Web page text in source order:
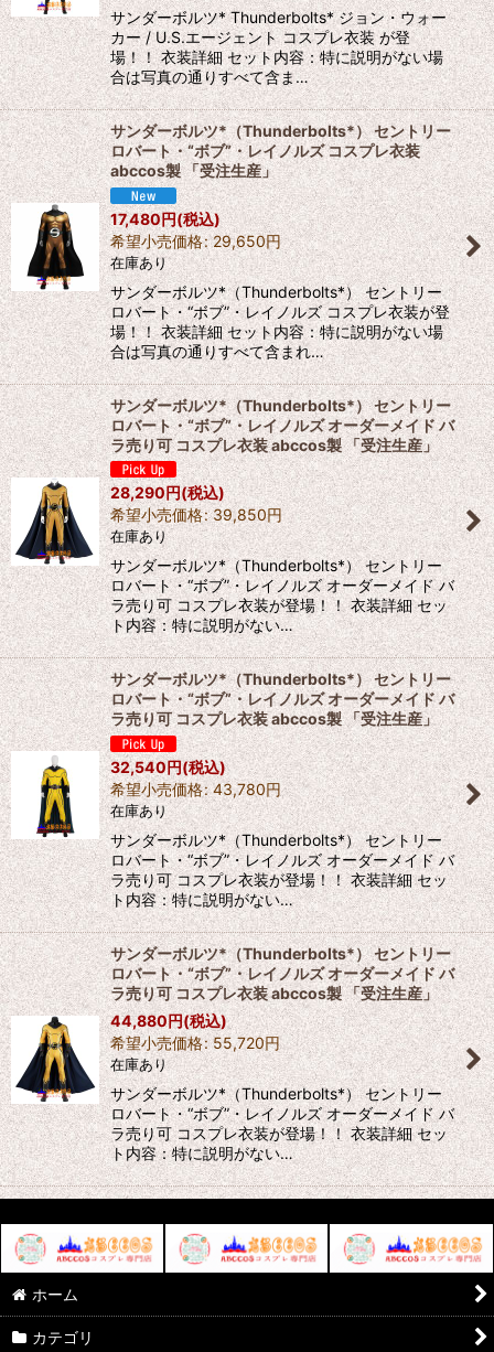
サンダーボルツ* Thunderbolts* ジョン・ウォー
カー / U.S.エージェント コスプレ衣装 が登
場！！ 衣装詳細 セット内容：特に説明がない場
合は写真の通りすべて含ま…
サンダーボルツ*（Thunderbolts*） セントリー
ロバート・“ボブ”・レイノルズ コスプレ衣装
abccos製 「受注生産」
17,480円(税込)
希望小売価格: 29,650円
在庫あり
サンダーボルツ*（Thunderbolts*） セントリー
ロバート・“ボブ”・レイノルズ コスプレ衣装が登
場！！ 衣装詳細 セット内容：特に説明がない場
合は写真の通りすべて含まれ…
サンダーボルツ*（Thunderbolts*） セントリー
ロバート・“ボブ”・レイノルズ オーダーメイド バ
ラ売り可 コスプレ衣装 abccos製 「受注生産」
28,290円(税込)
希望小売価格: 39,850円
在庫あり
サンダーボルツ*（Thunderbolts*） セントリー
ロバート・“ボブ”・レイノルズ オーダーメイド バ
ラ売り可 コスプレ衣装が登場！！ 衣装詳細 セッ
ト内容：特に説明がない…
サンダーボルツ*（Thunderbolts*） セントリー
ロバート・“ボブ”・レイノルズ オーダーメイド バ
ラ売り可 コスプレ衣装 abccos製 「受注生産」
32,540円(税込)
希望小売価格: 43,780円
在庫あり
サンダーボルツ*（Thunderbolts*） セントリー
ロバート・“ボブ”・レイノルズ オーダーメイド バ
ラ売り可 コスプレ衣装が登場！！ 衣装詳細 セッ
ト内容：特に説明がない…
サンダーボルツ*（Thunderbolts*） セントリー
ロバート・“ボブ”・レイノルズ オーダーメイド バ
ラ売り可 コスプレ衣装 abccos製 「受注生産」
44,880円(税込)
希望小売価格: 55,720円
在庫あり
サンダーボルツ*（Thunderbolts*） セントリー
ロバート・“ボブ”・レイノルズ オーダーメイド バ
ラ売り可 コスプレ衣装が登場！！ 衣装詳細 セッ
ト内容：特に説明がない…
ホーム
カテゴリ